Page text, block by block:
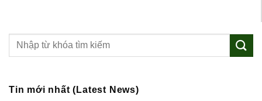
Tin mới nhất (Latest News)